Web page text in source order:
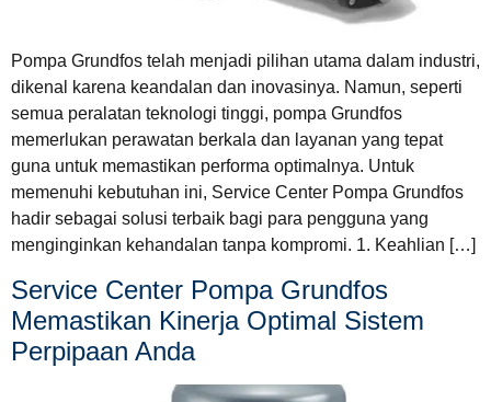
Pompa Grundfos telah menjadi pilihan utama dalam industri,
dikenal karena keandalan dan inovasinya. Namun, seperti
semua peralatan teknologi tinggi, pompa Grundfos
memerlukan perawatan berkala dan layanan yang tepat
guna untuk memastikan performa optimalnya. Untuk
memenuhi kebutuhan ini, Service Center Pompa Grundfos
hadir sebagai solusi terbaik bagi para pengguna yang
menginginkan kehandalan tanpa kompromi. 1. Keahlian […]
Service Center Pompa Grundfos
Memastikan Kinerja Optimal Sistem
Perpipaan Anda